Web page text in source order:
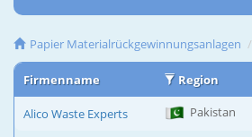
Papier Materialrückgewinnungsanlagen
Firmenname Region
Alico Waste Experts Pakistan